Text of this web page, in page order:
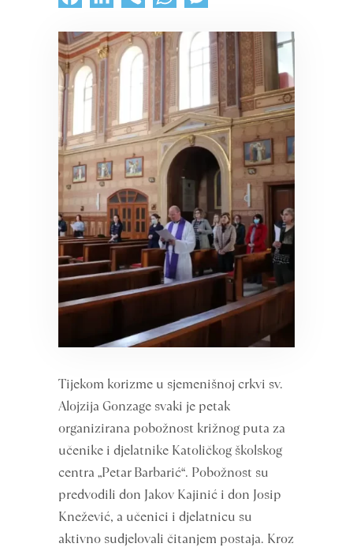
Tijekom korizme u sjemenišnoj crkvi sv.
Alojzija Gonzage svaki je petak
organizirana pobožnost križnog puta za
učenike i djelatnike Katoličkog školskog
centra „Petar Barbarić“. Pobožnost su
predvodili don Jakov Kajinić i don Josip
Knežević, a učenici i djelatnicu su
aktivno sudjelovali čitanjem postaja. Kroz